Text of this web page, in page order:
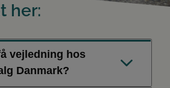
her:
vejledning hos
Danmark?